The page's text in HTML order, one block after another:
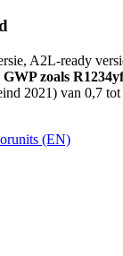
A2L-ready
zoals
2021) van 0,7
(EN)